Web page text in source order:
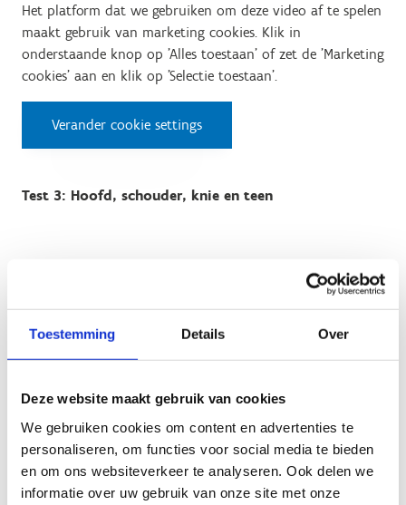
Toestemming Details Over
Deze website maakt gebruik van cookies
We gebruiken cookies om content en advertenties te
personaliseren, om functies voor social media te bieden
en om ons websiteverkeer te analyseren. Ook delen we
informatie over uw gebruik van onze site met onze
Het platform dat we gebruiken om deze video af te spelen
maakt gebruik van marketing cookies. Klik in
onderstaande knop op 'Alles toestaan' of zet de 'Marketing
cookies' aan en klik op 'Selectie toestaan'.
Verander cookie settings
Test 3: Hoofd, schouder, knie en teen
Het platform dat we gebruiken om deze video af te spelen
onderstaande knop op 'Alles toestaan' of zet de 'Marketing
cookies' aan en klik op 'Selectie toestaan'.
Test 4: Kick de bal